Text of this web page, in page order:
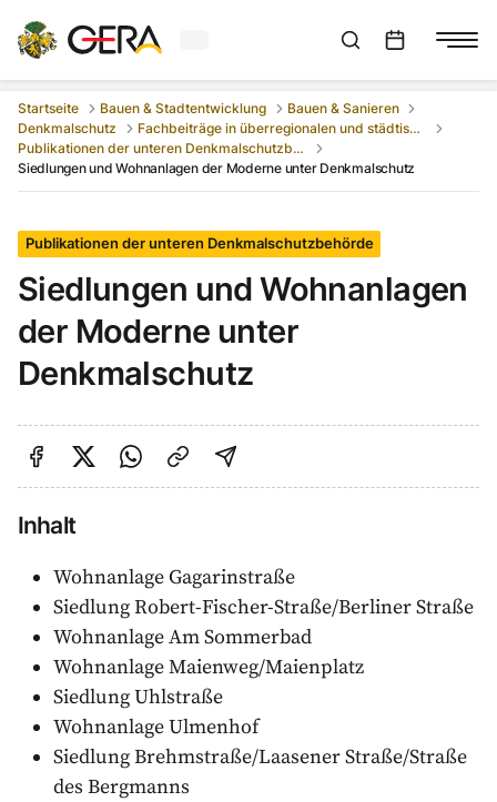
Aktuelles Wetter in GeraSuchleiste anzeigen
Startseite Bauen & Stadtentwicklung
Bauen & Sanieren
Denkmalschutz
Fachbeiträge in überregionalen und städtischen Publikationen
Publikationen der unteren Denkmalschutzbehörde
Siedlungen und Wohnanlagen der Moderne unter Denkmalschutz
Publikationen der unteren Denkmalschutzbehörde
Siedlungen und Wohnanlagen
der Moderne unter
Denkmalschutz
Auf Facebook teilen
Auf Twitter teilen
Per Link teilen
shareViaEmail
Inhalt
Wohnanlage Gagarinstraße
Siedlung Robert-Fischer-Straße/Berliner Straße
Wohnanlage Am Sommerbad
Wohnanlage Maienweg/Maienplatz
Siedlung Uhlstraße
Wohnanlage Ulmenhof
Siedlung Brehmstraße/Laasener Straße/Straße
des Bergmanns